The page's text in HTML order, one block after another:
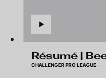
Résumé |
CHALLENGER PRO LEAGUE